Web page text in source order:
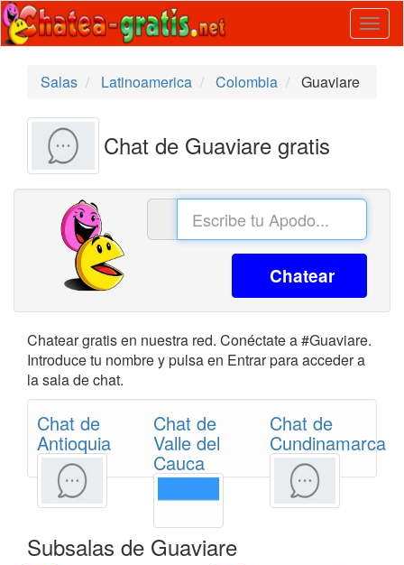
Salas
Latinoamerica Colombia Guaviare
Chat de Guaviare gratis
Chatear
Chatear gratis en nuestra red. Conéctate a #Guaviare.
Introduce tu nombre y pulsa en Entrar para acceder a
la sala de chat.
Chat de
Antioquia
Chat de
Valle del
Cauca
Chat de
Cundinamarca
Subsalas de Guaviare